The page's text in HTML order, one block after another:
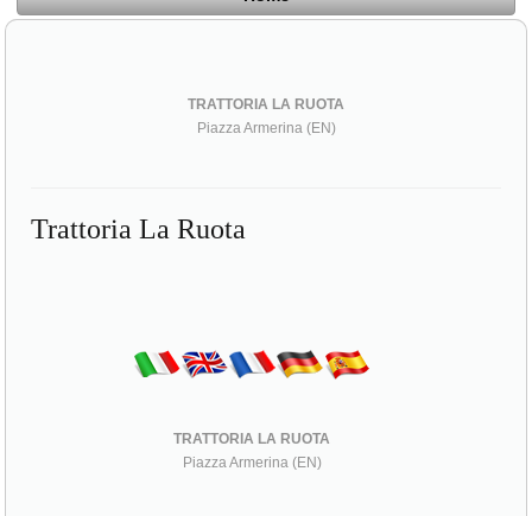
TRATTORIA LA RUOTA
Piazza Armerina (EN)
Trattoria La Ruota
TRATTORIA LA RUOTA
Piazza Armerina (EN)